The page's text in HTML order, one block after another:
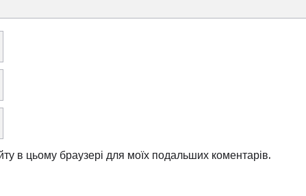
в цьому браузері для моїх подальших коментарів.